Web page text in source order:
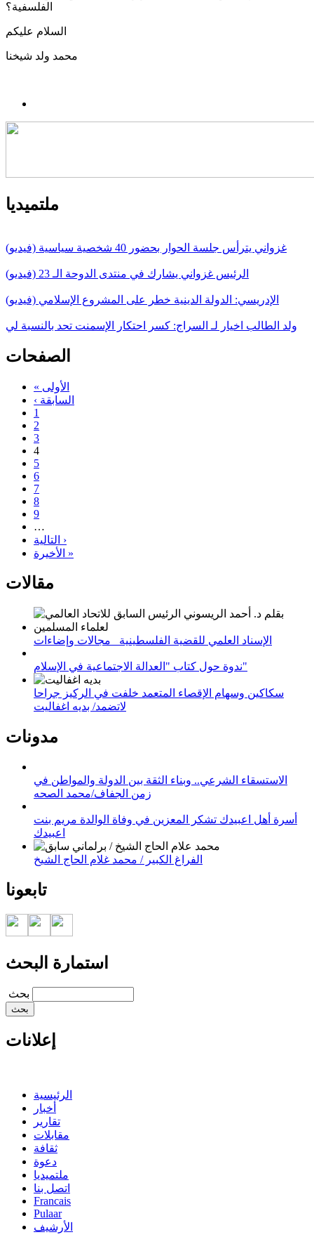
محمد ولد شيخنا
ملتميديا
غزواني يترأس جلسة الحوار بحضور 40 شخصية سياسية (فيديو)
الرئيس غزواني يشارك في منتدى الدوحة الـ 23 (فيديو)
الإدريسي: الدولة الدينية خطر على المشروع الإسلامي (فيديو)
ولد الطالب اخيار لـ السراج: كسر احتكار الإسمنت تحد بالنسبة لي
الصفحات
« الأولى
‹ السابقة
1
2
3
4
5
6
7
8
9
…
التالية ›
الأخيرة »
مقالات
الإسناد العلمي للقضية الفلسطينية_ مجالات وإضاءات
ندوة حول كتاب "العدالة الاجتماعية في الإسلام"
سكاكين وسهام الإقصاء المتعمد خلفت في الركيز جراحا
لاتضمد/ بديه اغفاليت
مدونات
الاستسقاء الشرعي.. وبناء الثقة بين الدولة والمواطن في
زمن الجفاف/محمد الصحه
أسرة أهل اعبيدك تشكر المعزين في وفاة الوالدة مريم بنت
اعبيدك
الفراغ الكبير / محمد غلام الحاج الشيخ
تابعونا
استمارة البحث
‏بحث ‏
إعلانات
الرئيسية
أخبار
تقارير
مقابلات
ثقافة
دعوة
ملتميديا
اتصل بنا
Francais
Pulaar
الأرشيف